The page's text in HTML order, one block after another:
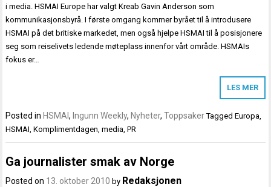
i media. HSMAI Europe har valgt Kreab Gavin Anderson som
kommunikasjonsbyrå. I første omgang kommer byrået til å introdusere
HSMAI på det britiske markedet, men også hjelpe HSMAI til å posisjonere
seg som reiselivets ledende møteplass innenfor vårt område. HSMAIs
fokus er…
LES MER
Posted in HSMAI, Ingunn Weekly, Nyheter,Toppsaker TaggedEuropa,
HSMAI,Komplimentdagen,media,PR
Ga journalister smak av Norge
Posted on 13. oktober 2010 by Redaksjonen